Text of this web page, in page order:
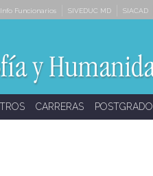
Info Funcionarios SIVEDUC MD SIACAD
CARRERAS POSTGRADO